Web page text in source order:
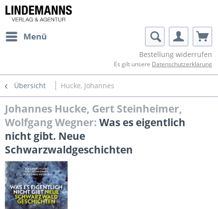
Menü
Bestellung widerrufen
Es gilt unsere Datenschutzerklärung
Übersicht Hucke, Johannes
Johannes Hucke, Gert Steinheimer,
Wolfgang Wegner: Was es eigentlich
nicht gibt. Neue
Schwarzwaldgeschichten